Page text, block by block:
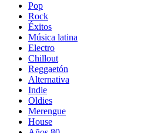
Pop
Rock
Éxitos
Música latina
Electro
Chillout
Reggaetón
Alternativa
Indie
Oldies
Merengue
House